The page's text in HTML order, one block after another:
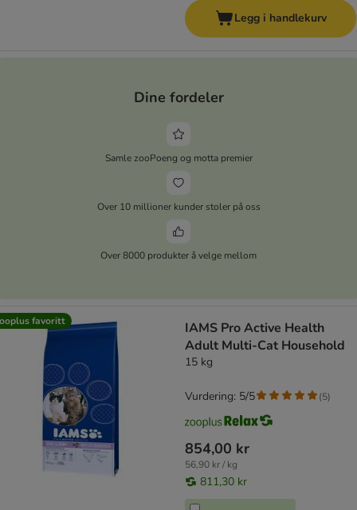
Legg i handlekurv
Dine fordeler
Samle zooPoeng og motta premier
Over 10 millioner kunder stoler på oss
Over 8000 produkter å velge mellom
favoritt
IAMS Pro Active Health
Adult Multi-Cat Household
15 kg
854,00 kr
56,90 kr / kg
811,30 kr
Vurdering: 5/5 (5)